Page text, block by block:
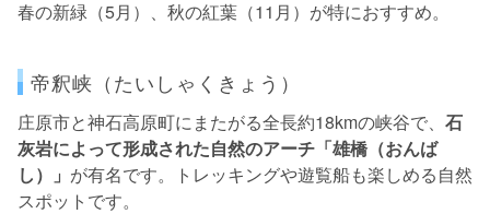
春の新緑（5月）、秋の紅葉（11月）が特におすすめ。
帝釈峡（たいしゃくきょう）
庄原市と神石高原町にまたがる全長約18kmの峡谷で、 石
灰岩によって形成された自然のアーチ「雄橋（おんば
し）」 が有名です。トレッキングや遊覧船も楽しめる自然
スポットです。